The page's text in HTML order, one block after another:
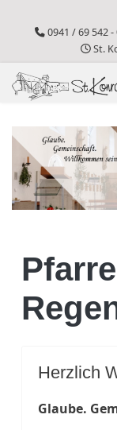
0941 / 69 542 -
St.
Herzlich
Glaube.